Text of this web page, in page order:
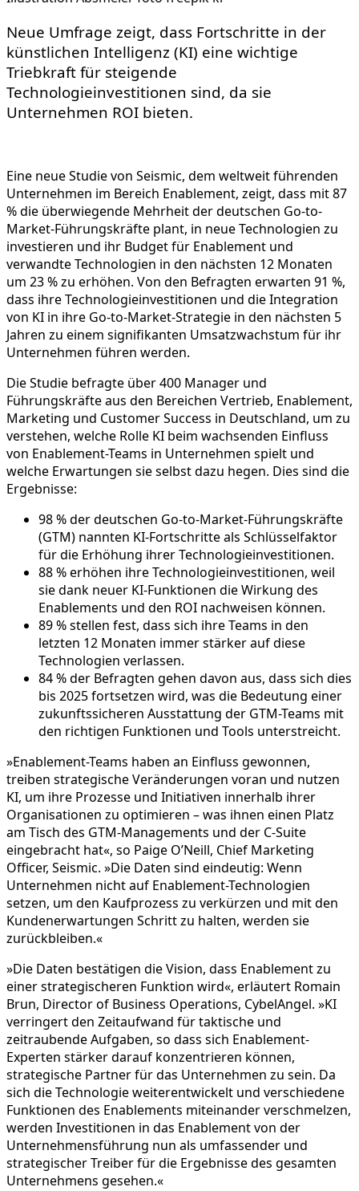
Neue Umfrage zeigt, dass Fortschritte in der
künstlichen Intelligenz (KI) eine wichtige
Triebkraft für steigende
Technologieinvestitionen sind, da sie
Unternehmen ROI bieten.
Eine neue Studie von Seismic, dem weltweit führenden
Unternehmen im Bereich Enablement, zeigt, dass mit 87
% die überwiegende Mehrheit der deutschen Go-to-
Market-Führungskräfte plant, in neue Technologien zu
investieren und ihr Budget für Enablement und
verwandte Technologien in den nächsten 12 Monaten
um 23 % zu erhöhen. Von den Befragten erwarten 91 %,
dass ihre Technologieinvestitionen und die Integration
von KI in ihre Go-to-Market-Strategie in den nächsten 5
Jahren zu einem signifikanten Umsatzwachstum für ihr
Unternehmen führen werden.
Die Studie befragte über 400 Manager und
Führungskräfte aus den Bereichen Vertrieb, Enablement,
Marketing und Customer Success in Deutschland, um zu
verstehen, welche Rolle KI beim wachsenden Einfluss
von Enablement-Teams in Unternehmen spielt und
welche Erwartungen sie selbst dazu hegen. Dies sind die
Ergebnisse:
98 % der deutschen Go-to-Market-Führungskräfte
(GTM) nannten KI-Fortschritte als Schlüsselfaktor
für die Erhöhung ihrer Technologieinvestitionen.
88 % erhöhen ihre Technologieinvestitionen, weil
sie dank neuer KI-Funktionen die Wirkung des
Enablements und den ROI nachweisen können.
89 % stellen fest, dass sich ihre Teams in den
letzten 12 Monaten immer stärker auf diese
Technologien verlassen.
84 % der Befragten gehen davon aus, dass sich dies
bis 2025 fortsetzen wird, was die Bedeutung einer
zukunftssicheren Ausstattung der GTM-Teams mit
den richtigen Funktionen und Tools unterstreicht.
»Enablement-Teams haben an Einfluss gewonnen,
treiben strategische Veränderungen voran und nutzen
KI, um ihre Prozesse und Initiativen innerhalb ihrer
Organisationen zu optimieren – was ihnen einen Platz
am Tisch des GTM-Managements und der C-Suite
eingebracht hat«, so Paige O’Neill, Chief Marketing
Officer, Seismic. »Die Daten sind eindeutig: Wenn
Unternehmen nicht auf Enablement-Technologien
setzen, um den Kaufprozess zu verkürzen und mit den
Kundenerwartungen Schritt zu halten, werden sie
zurückbleiben.«
»Die Daten bestätigen die Vision, dass Enablement zu
einer strategischeren Funktion wird«, erläutert Romain
Brun, Director of Business Operations, CybelAngel. »KI
verringert den Zeitaufwand für taktische und
zeitraubende Aufgaben, so dass sich Enablement-
Experten stärker darauf konzentrieren können,
strategische Partner für das Unternehmen zu sein. Da
sich die Technologie weiterentwickelt und verschiedene
Funktionen des Enablements miteinander verschmelzen,
werden Investitionen in das Enablement von der
Unternehmensführung nun als umfassender und
strategischer Treiber für die Ergebnisse des gesamten
Unternehmens gesehen.«